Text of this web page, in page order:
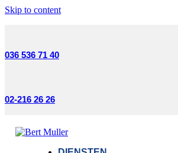
Skip to content
036 536 71 40
02-216 26 26